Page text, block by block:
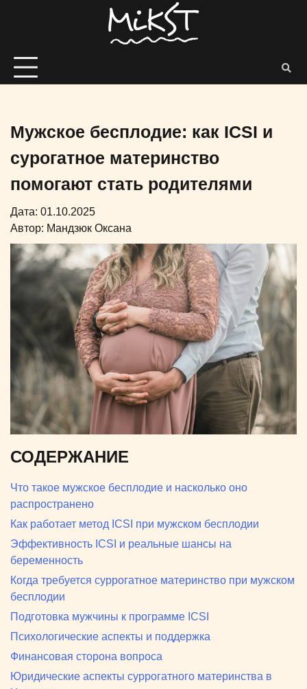
Мужское бесплодие: как ICSI и
сурогатное материнство
помогают стать родителями
Дата: 01.10.2025
Автор: Мандзюк Оксана
СОДЕРЖАНИЕ
Что такое мужское бесплодие и насколько оно
распространено
Как работает метод ICSI при мужском бесплодии
Эффективность ICSI и реальные шансы на
беременность
Когда требуется суррогатное материнство при мужском
бесплодии
Подготовка мужчины к программе ICSI
Психологические аспекты и поддержка
Финансовая сторона вопроса
Юридические аспекты суррогатного материнства в